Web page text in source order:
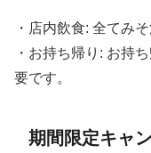
・店内飲食: 全てみ
・お持ち帰り: お持
要です。
期間限定キャ